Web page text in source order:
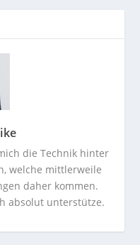
die Technik hinter
welche mittlerweile
daher kommen.
absolut unterstütze.